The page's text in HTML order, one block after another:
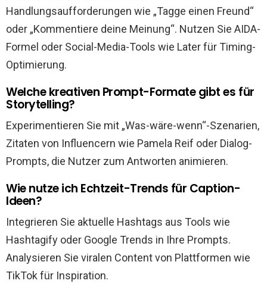
Handlungsaufforderungen wie „Tagge einen Freund“
oder „Kommentiere deine Meinung“. Nutzen Sie AIDA-
Formel oder Social-Media-Tools wie Later für Timing-
Optimierung.
Welche kreativen Prompt-Formate gibt es für
Storytelling?
Experimentieren Sie mit „Was-wäre-wenn“-Szenarien,
Zitaten von Influencern wie Pamela Reif oder Dialog-
Prompts, die Nutzer zum Antworten animieren.
Wie nutze ich Echtzeit-Trends für Caption-
Ideen?
Integrieren Sie aktuelle Hashtags aus Tools wie
Hashtagify oder Google Trends in Ihre Prompts.
Analysieren Sie viralen Content von Plattformen wie
TikTok für Inspiration.